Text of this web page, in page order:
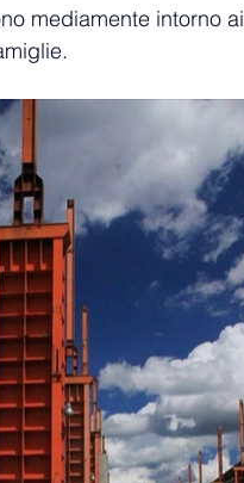
mediamente intorno ai